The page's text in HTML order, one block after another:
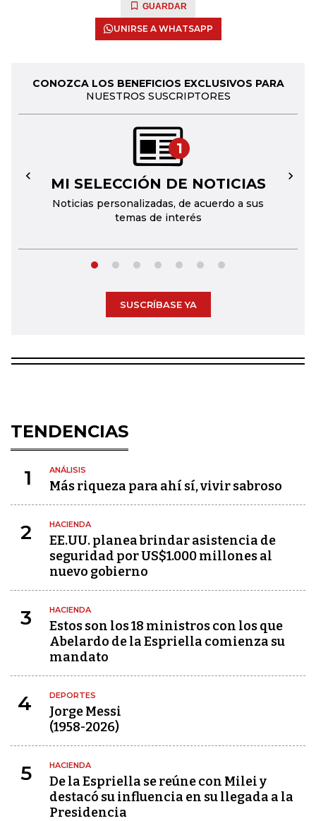
GUARDAR
UNIRSE A WHATSAPP
CONOZCA LOS BENEFICIOS EXCLUSIVOS PARA
NUESTROS SUSCRIPTORES
1
MI SELECCIÓN DE NOTICIAS
Noticias personalizadas, de acuerdo a sus
temas de interés
← →
SUSCRÍBASE YA
TENDENCIAS
1 ANÁLISIS
Más riqueza para ahí sí, vivir sabroso
2 HACIENDA
EE.UU. planea brindar asistencia de
seguridad por US$1.000 millones al
nuevo gobierno
3 HACIENDA
Estos son los 18 ministros con los que
Abelardo de la Espriella comienza su
mandato
4 DEPORTES
Jorge Messi
(1958-2026)
5 HACIENDA
De la Espriella se reúne con Milei y
destacó su influencia en su llegada a la
Presidencia